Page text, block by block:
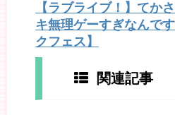
【ラブライブ！】てか
キ無理ゲーすぎなんで
クフェス】
関連記事